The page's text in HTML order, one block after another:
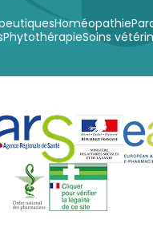
Homéopathie
PhytothérapieSoins